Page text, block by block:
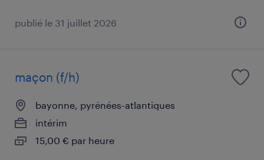
publié le 31 juillet 2026
maçon (f/h)
bayonne, pyrénées-atlantiques
intérim
15,00 € par heure